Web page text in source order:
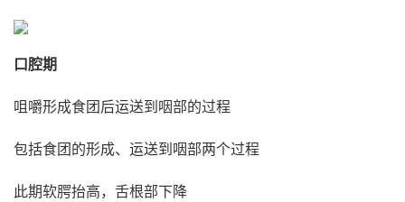
口腔期
咀嚼形成食团后运送到咽部的过程
包括食团的形成、运送到咽部两个过程
此期软腭抬高，舌根部下降